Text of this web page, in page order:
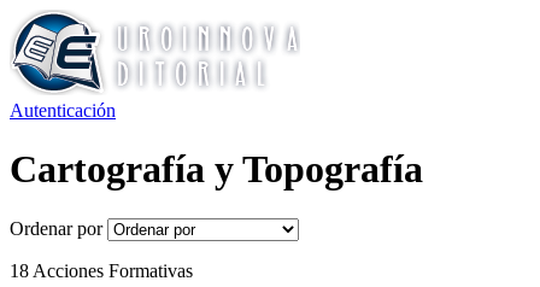
Autenticación
Cartografía y Topografía
Ordenar por
18 Acciones Formativas